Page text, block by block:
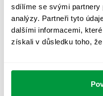
sdílíme se svými partnery
analýzy. Partneři tyto
dalšími informacemi,
získali v důsledku toho,
PROVOZNÍ DENÍK NOUZOVÉHO
REVIZE NOUZOVÉHO OSVĚTLENÍ
UMĚLÉ OSVĚTLENÍ